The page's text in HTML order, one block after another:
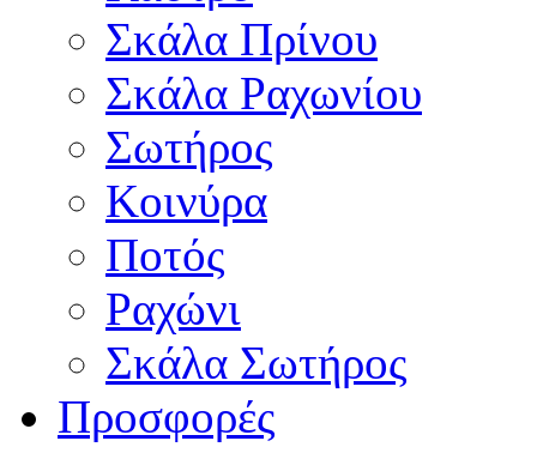
Σκάλα Πρίνου
Σκάλα Ραχωνίου
Σωτήρος
Κοινύρα
Ποτός
Ραχώνι
Σκάλα Σωτήρος
Προσφορές